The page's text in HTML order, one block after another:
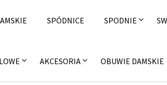
SPÓDNICE SPODNIE
AKCESORIA OBUWIE DAMSKIE